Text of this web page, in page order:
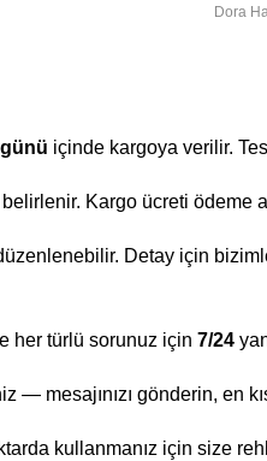
Dora
içinde kargoya verilir.
Kargo ücreti ödeme
Detay için
her türlü sorunuz için 7/24
— mesajınızı gönderin, en
kullanmanız için size